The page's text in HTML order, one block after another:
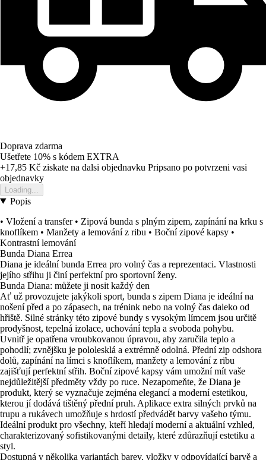
Doprava zdarma
Ušetřete 10% s kódem EXTRA
+17,85 Kč ziskate na dalsi objednavku Pripsano po potvrzeni vasi
objednavky
Loading...
Popis
• Vložení a transfer • Zipová bunda s plným zipem, zapínání na krku s
knoflíkem • Manžety a lemování z ribu • Boční zipové kapsy •
Kontrastní lemování
Bunda Diana Errea
Diana je ideální bunda Errea pro volný čas a reprezentaci. Vlastnosti
jejího střihu ji činí perfektní pro sportovní ženy.
Bunda Diana: můžete ji nosit každý den
Ať už provozujete jakýkoli sport, bunda s zipem Diana je ideální na
nošení před a po zápasech, na trénink nebo na volný čas daleko od
hřiště. Silné stránky této zipové bundy s vysokým límcem jsou určitě
prodyšnost, tepelná izolace, uchování tepla a svoboda pohybu.
Uvnitř je opatřena vroubkovanou úpravou, aby zaručila teplo a
pohodlí; zvnějšku je pololesklá a extrémně odolná. Přední zip odshora
dolů, zapínání na límci s knoflíkem, manžety a lemování z ribu
zajišťují perfektní střih. Boční zipové kapsy vám umožní mít vaše
nejdůležitější předměty vždy po ruce. Nezapomeňte, že Diana je
produkt, který se vyznačuje zejména elegancí a moderní estetikou,
kterou jí dodává tištěný přední pruh. Aplikace extra silných prvků na
trupu a rukávech umožňuje s hrdostí předvádět barvy vašeho týmu.
Ideální produkt pro všechny, kteří hledají moderní a aktuální vzhled,
charakterizovaný sofistikovanými detaily, které zdůrazňují estetiku a
styl.
Dostupná v několika variantách barev, vložky v odpovídající barvě a